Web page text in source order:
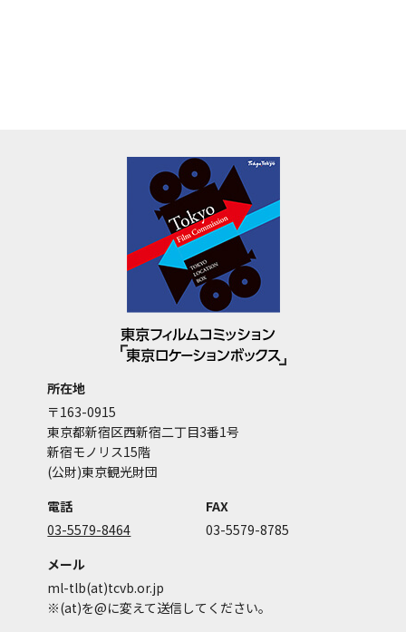
所在地
〒163-0915
東京都新宿区西新宿二丁目3番1号
新宿モノリス15階
(公財)東京観光財団
電話
03-5579-8464
FAX
03-5579-8785
メール
ml-tlb(at)tcvb.or.jp
※(at)を@に変えて送信してください。